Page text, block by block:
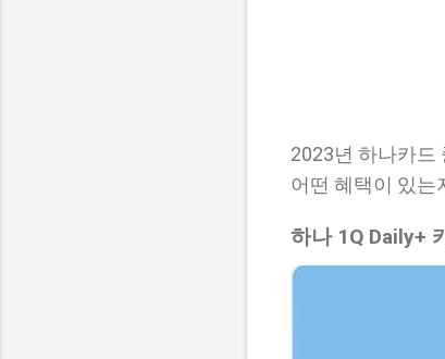
2023년 하나카드
어떤 혜택이 있는
하나 1Q Daily+